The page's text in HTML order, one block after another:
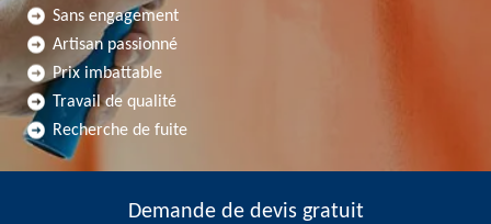
Sans engagement
Artisan passionné
Prix imbattable
Travail de qualité
Recherche de fuite
Demande de devis gratuit